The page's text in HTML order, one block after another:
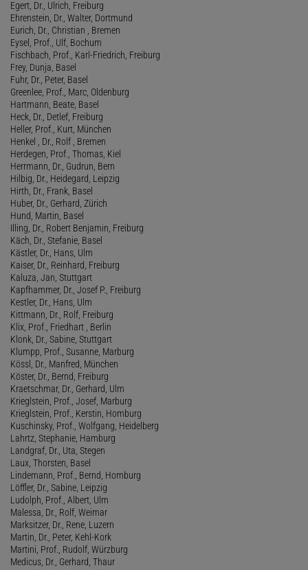
Egert, Dr., Ulrich, Freiburg
Ehrenstein, Dr., Walter, Dortmund
Eurich, Dr., Christian , Bremen
Eysel, Prof., Ulf, Bochum
Fischbach, Prof., Karl-Friedrich, Freiburg
Frey, Dunja, Basel
Fuhr, Dr., Peter, Basel
Greenlee, Prof., Marc, Oldenburg
Hartmann, Beate, Basel
Heck, Dr., Detlef, Freiburg
Heller, Prof., Kurt, München
Henkel , Dr., Rolf , Bremen
Herdegen, Prof., Thomas, Kiel
Herrmann, Dr., Gudrun, Bern
Hilbig, Dr., Heidegard, Leipzig
Hirth, Dr., Frank, Basel
Huber, Dr., Gerhard, Zürich
Hund, Martin, Basel
Illing, Dr., Robert Benjamin, Freiburg
Käch, Dr., Stefanie, Basel
Kästler, Dr., Hans, Ulm
Kaiser, Dr., Reinhard, Freiburg
Kaluza, Jan, Stuttgart
Kapfhammer, Dr., Josef P., Freiburg
Kestler, Dr., Hans, Ulm
Kittmann, Dr., Rolf, Freiburg
Klix, Prof., Friedhart , Berlin
Klonk, Dr., Sabine, Stuttgart
Klumpp, Prof., Susanne, Marburg
Kössl, Dr., Manfred, München
Köster, Dr., Bernd, Freiburg
Kraetschmar, Dr., Gerhard, Ulm
Krieglstein, Prof., Josef, Marburg
Krieglstein, Prof., Kerstin, Homburg
Kuschinsky, Prof., Wolfgang, Heidelberg
Lahrtz, Stephanie, Hamburg
Landgraf, Dr., Uta, Stegen
Laux, Thorsten, Basel
Lindemann, Prof., Bernd, Homburg
Löffler, Dr., Sabine, Leipzig
Ludolph, Prof., Albert, Ulm
Malessa, Dr., Rolf, Weimar
Marksitzer, Dr., Rene, Luzern
Martin, Dr., Peter, Kehl-Kork
Martini, Prof., Rudolf, Würzburg
Medicus, Dr., Gerhard, Thaur